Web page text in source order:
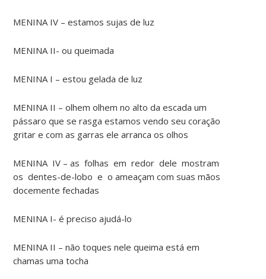
MENINA IV – estamos sujas de luz
MENINA II- ou queimada
MENINA I – estou gelada de luz
MENINA II – olhem olhem no alto da escada um
pássaro que se rasga estamos vendo seu coração
gritar e com as garras ele arranca os olhos
MENINA IV – as folhas em redor dele mostram
os dentes-de-lobo e o ameaçam com suas mãos
docemente fechadas
MENINA I- é preciso ajudá-lo
MENINA II – não toques nele queima está em
chamas uma tocha